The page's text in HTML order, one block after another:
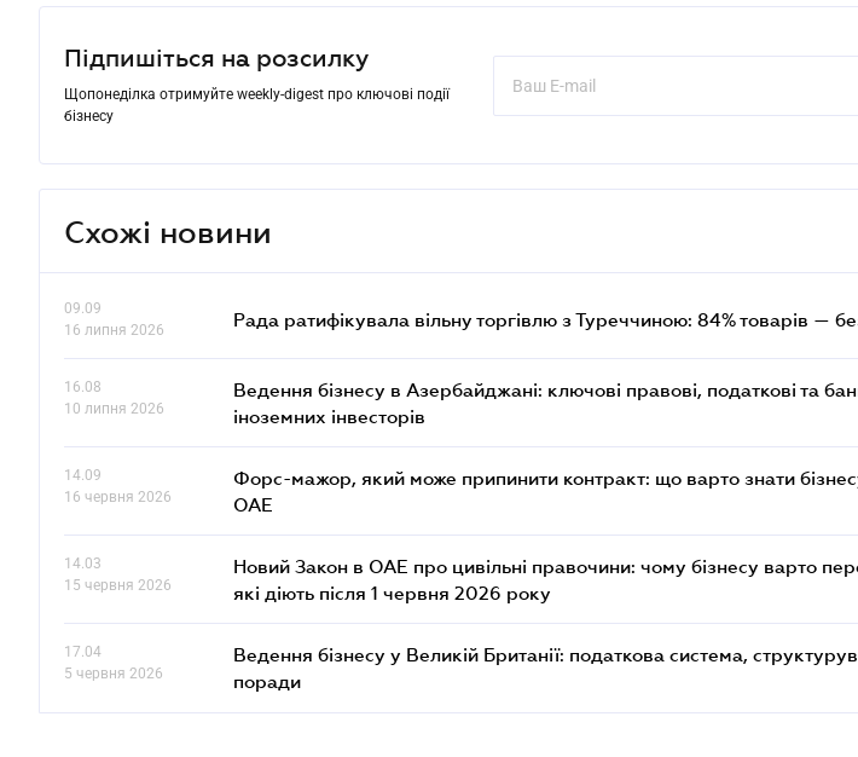
Підпишіться на розсилку
Щопонеділка отримуйте weekly-digest про ключові події
бізнесу
Схожі новини
09.09
16 липня 2026
Рада ратифікувала вільну торгівлю з Туреччиною: 84% товарів —
16.08
10 липня 2026
Ведення бізнесу в Азербайджані: ключові правові, податкові та
іноземних інвесторів
14.09
16 червня 2026
Форс-мажор, який може припинити контракт: що варто знати
ОАЕ
14.03
15 червня 2026
Новий Закон в ОАЕ про цивільні правочини: чому бізнесу варто
які діють після 1 червня 2026 року
17.04
5 червня 2026
Ведення бізнесу у Великій Британії: податкова система,
поради